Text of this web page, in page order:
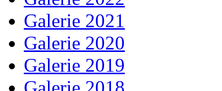
Galerie 2021
Galerie 2020
Galerie 2019